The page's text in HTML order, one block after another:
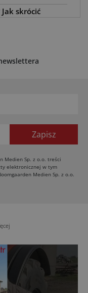
skrócić
sprzedaży
rentowność
w recesji
kluczowe trendy
Medien Sp. z o.o. treści
elektronicznej w tym
Medien Sp. z o.o.